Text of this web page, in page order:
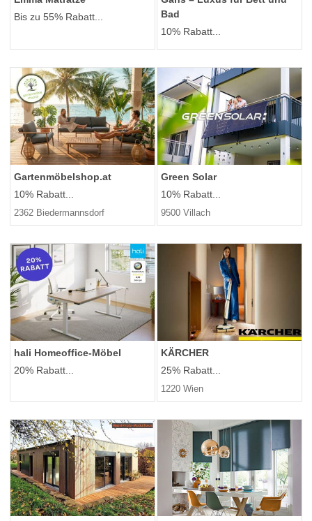
Bis zu 55% Rabatt...
Bad
10% Rabatt...
Gartenmöbelshop.at
10% Rabatt...
2362 Biedermannsdorf
Green Solar
10% Rabatt...
9500 Villach
hali Homeoffice-Möbel
20% Rabatt...
KÄRCHER
25% Rabatt...
1220 Wien